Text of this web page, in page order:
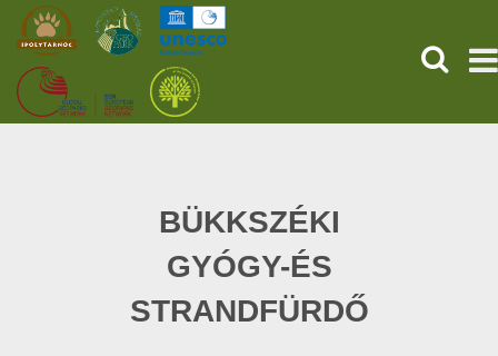
ŐSVILÁGI POMPEJI
SZOLGÁLTATÁSOK
PROGRAMOK
BÜKKSZÉKI
GYÓGY-ÉS
STRANDFÜRDŐ